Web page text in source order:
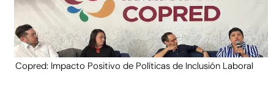
Copred: Impacto Positivo de Políticas de Inclusión Laboral